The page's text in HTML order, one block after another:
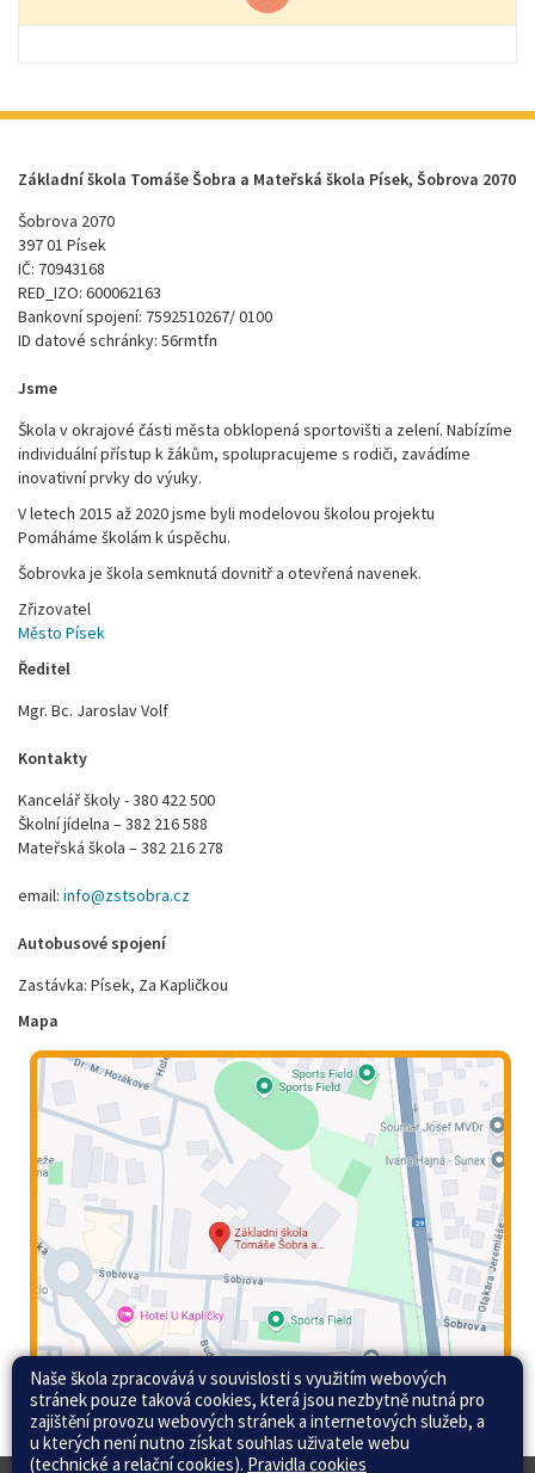
Základní škola Tomáše Šobra a Mateřská škola Písek, Šobrova 2070
Šobrova 2070
397 01 Písek
IČ: 70943168
RED_IZO: 600062163
Bankovní spojení: 7592510267/ 0100
ID datové schránky: 56rmtfn
Jsme
Škola v okrajové části města obklopená sportovišti a zelení. Nabízíme
individuální přístup k žákům, spolupracujeme s rodiči, zavádíme
inovativní prvky do výuky.
V letech 2015 až 2020 jsme byli modelovou školou projektu
Pomáháme školám k úspěchu.
Šobrovka je škola semknutá dovnitř a otevřená navenek.
Zřizovatel
Město Písek
Ředitel
Mgr. Bc. Jaroslav Volf
Kontakty
Kancelář školy - 380 422 500
Školní jídelna – 382 216 588
Mateřská škola – 382 216 278
email: info@zstsobra.cz
Autobusové spojení
Zastávka: Písek, Za Kapličkou
Mapa
Naše škola zpracovává v souvislosti s využitím webových
stránek pouze taková cookies, která jsou nezbytně nutná pro
zajištění provozu webových stránek a internetových služeb, a
u kterých není nutno získat souhlas uživatele webu
(technické a relační cookies). Pravidla cookies